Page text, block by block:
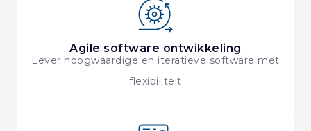
Agile software ontwikkeling
Lever hoogwaardige en iteratieve software met
flexibiliteit